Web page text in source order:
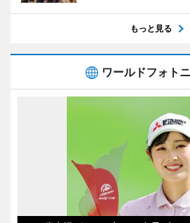
もっと見る
ワールドフォト